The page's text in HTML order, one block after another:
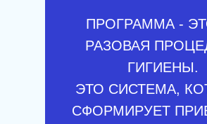
ПРОГРАММА -
РАЗОВАЯ
ГИГИЕНЫ.
ЭТО СИСТЕМА,
СФОРМИРУЕТ